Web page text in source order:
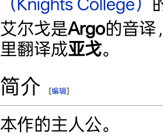
艾尔戈是Argo的音译
里翻译成亚戈。
简介 [编辑]
本作的主人公。